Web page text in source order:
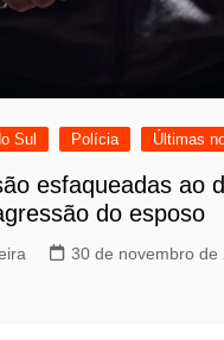
Sul Polícia Últimas
esfaqueadas ao
do esposo
30 de novembro de